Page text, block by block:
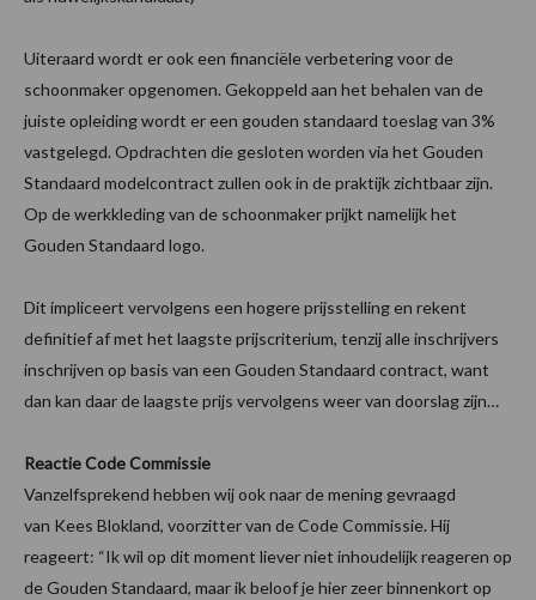
Uiteraard wordt er ook een financiële verbetering voor de
schoonmaker opgenomen. Gekoppeld aan het behalen van de
juiste opleiding wordt er een gouden standaard toeslag van 3%
vastgelegd. Opdrachten die gesloten worden via het Gouden
Standaard modelcontract zullen ook in de praktijk zichtbaar zijn.
Op de werkkleding van de schoonmaker prijkt namelijk het
Gouden Standaard logo.
Dit impliceert vervolgens een hogere prijsstelling en rekent
definitief af met het laagste prijscriterium, tenzij alle inschrijvers
inschrijven op basis van een Gouden Standaard contract, want
dan kan daar de laagste prijs vervolgens weer van doorslag zijn…
Reactie Code Commissie
Vanzelfsprekend hebben wij ook naar de mening gevraagd
van Kees Blokland, voorzitter van de Code Commissie. Hij
reageert: “Ik wil op dit moment liever niet inhoudelijk reageren op
de Gouden Standaard, maar ik beloof je hier zeer binnenkort op